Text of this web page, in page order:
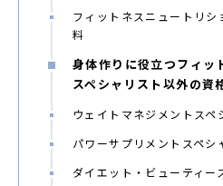
フィットネスニュートリ
料
身体作りに役立つフィッ
スペシャリスト以外の資
ウェイトマネジメントスペ
パワーサプリメントスペシ
ダイエット・ビューティー